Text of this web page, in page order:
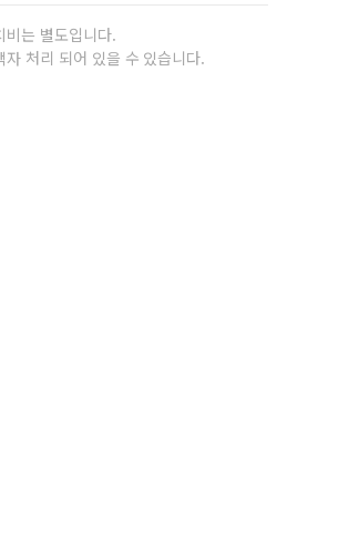
는 별도입니다.
자 처리 되어 있을 수 있습니다.